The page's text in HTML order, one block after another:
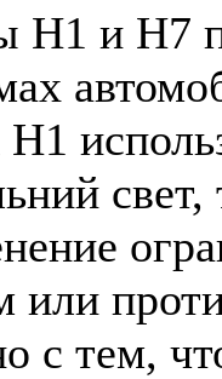
Н1 и Н7
или
с тем,